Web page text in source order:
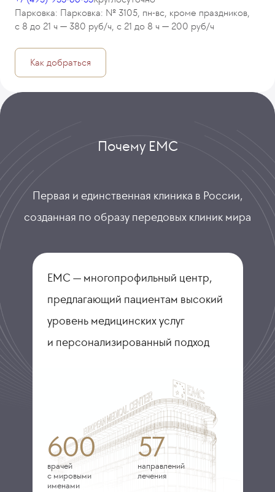
Парковка: Парковка: № 3105, пн-вс, кроме праздников,
с 8 до 21 ч — 380 руб/ч, с 21 до 8 ч — 200 руб/ч
Как добраться
Почему ЕМС
Первая и единственная клиника в России,
созданная по образу передовых клиник мира
ЕМС — многопрофильный центр,
предлагающий пациентам высокий
уровень медицинских услуг
и персонализированный подход
600
врачей
с мировыми
именами
57
направлений
лечения